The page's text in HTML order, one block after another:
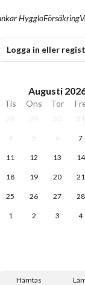
HyggloFörsäkring
Logga in eller
Augusti
Tis Ons Tor
28 29 30 31
4 5 6 7
11 12 13 14
18 19 20 21
25 26 27 28
1 2 3 4
Hämtas